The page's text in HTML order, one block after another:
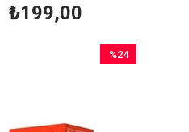
₺199,00
%24